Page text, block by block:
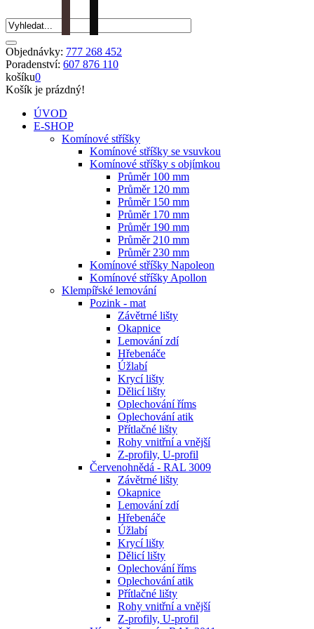
Objednávky: 777 268 452
Poradenství: 607 876 110
košíku0
Košík je prázdný!
ÚVOD
E-SHOP
Komínové stříšky
Komínové stříšky se vsuvkou
Komínové stříšky s objímkou
Průměr 100 mm
Průměr 120 mm
Průměr 150 mm
Průměr 170 mm
Průměr 190 mm
Průměr 210 mm
Průměr 230 mm
Komínové stříšky Napoleon
Komínové stříšky Apollon
Klempířské lemování
Pozink - mat
Závětrné lišty
Okapnice
Lemování zdí
Hřebenáče
Úžlabí
Krycí lišty
Dělicí lišty
Oplechování říms
Oplechování atik
Přítlačné lišty
Rohy vnitřní a vnější
Z-profily, U-profil
Červenohnědá - RAL 3009
Závětrné lišty
Okapnice
Lemování zdí
Hřebenáče
Úžlabí
Krycí lišty
Dělicí lišty
Oplechování říms
Oplechování atik
Přítlačné lišty
Rohy vnitřní a vnější
Z-profily, U-profil